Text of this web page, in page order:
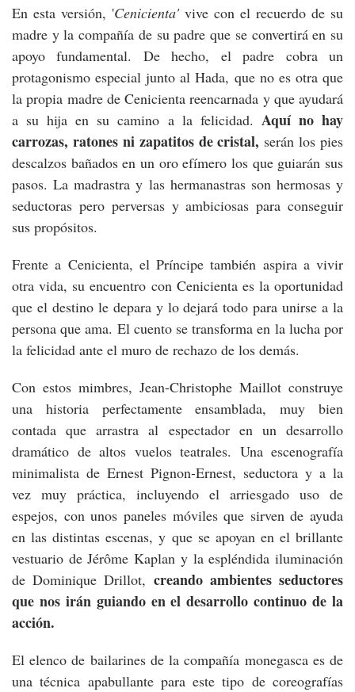
En esta versión, 'Cenicienta'vive con el recuerdo de su
madre y la compañía de su padre que se convertirá en su
apoyo fundamental. De hecho, el padre cobra un
protagonismo especial junto al Hada, que no es otra que
la propia madre de Cenicienta reencarnada y que ayudará
a su hija en su camino a la felicidad. Aquí no hay
carrozas, ratones ni zapatitos de cristal, serán los pies
descalzos bañados en un oro efímero los que guiarán sus
pasos. La madrastra y las hermanastras son hermosas y
seductoras pero perversas y ambiciosas para conseguir
sus propósitos.
Frente a Cenicienta, el Príncipe también aspira a vivir
otra vida, su encuentro con Cenicienta es la oportunidad
que el destino le depara y lo dejará todo para unirse a la
persona que ama. El cuento se transforma en la lucha por
la felicidad ante el muro de rechazo de los demás.
Con estos mimbres, Jean-Christophe Maillot construye
una historia perfectamente ensamblada, muy bien
contada que arrastra al espectador en un desarrollo
dramático de altos vuelos teatrales. Una escenografía
minimalista de Ernest Pignon-Ernest, seductora y a la
vez muy práctica, incluyendo el arriesgado uso de
espejos, con unos paneles móviles que sirven de ayuda
en las distintas escenas, y que se apoyan en el brillante
vestuario de Jérôme Kaplan y la espléndida iluminación
de Dominique Drillot, creando ambientes seductores
que nos irán guiando en el desarrollo continuo de la
acción.
El elenco de bailarines de la compañía monegasca es de
una técnica apabullante para este tipo de coreografías